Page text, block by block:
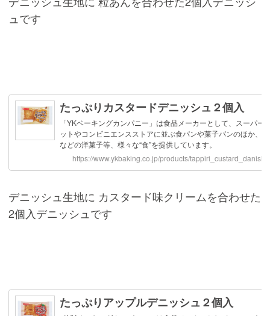
ュです
デニッシュ生地に カスタード味クリームを合わせた
2個入デニッシュです